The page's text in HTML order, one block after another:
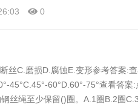
题型以及考试趋势变化，...
0
丝C.磨损D.腐蚀E.变形参考答案:
45°C.45°-60°D.60°-75°查看答案
丝绳至少保留()圈。A.1圈B.2圈